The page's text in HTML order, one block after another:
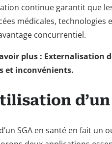
continue garantit que
médicales,
concurrentiel.
plus : Externalisation
et inconvénients.
SGA en santé en fait